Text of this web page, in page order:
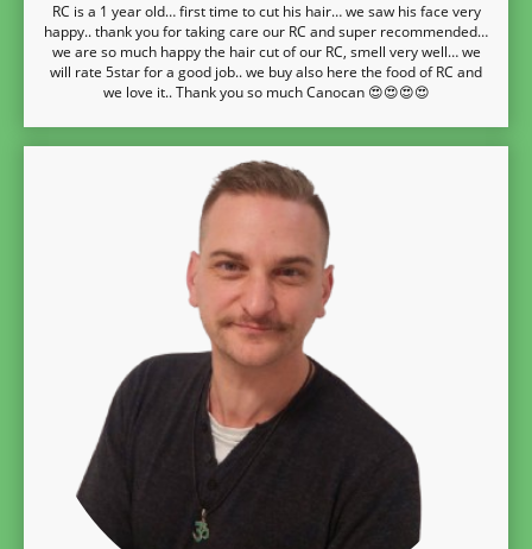
RC is a 1 year old… first time to cut his hair… we saw his face very
happy.. thank you for taking care our RC and super recommended…
we are so much happy the hair cut of our RC, smell very well… we
will rate 5star for a good job.. we buy also here the food of RC and
we love it.. Thank you so much Canocan 😍😍😍😍